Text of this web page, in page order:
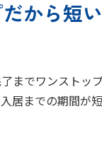
から短
までワンストッ
居までの期間が短